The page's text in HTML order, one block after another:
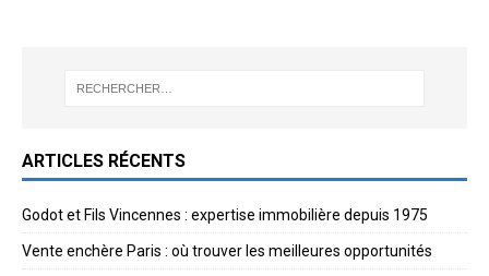
ARTICLES RÉCENTS
Godot et Fils Vincennes : expertise immobilière depuis 1975
Vente enchère Paris : où trouver les meilleures opportunités